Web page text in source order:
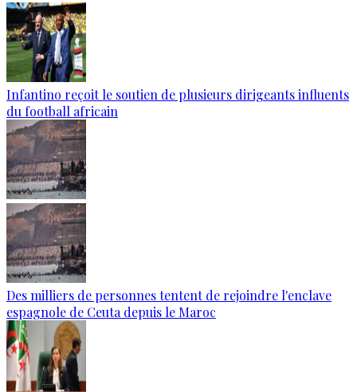
Infantino reçoit le soutien de plusieurs dirigeants influents
du football africain
Des milliers de personnes tentent de rejoindre l'enclave
espagnole de Ceuta depuis le Maroc